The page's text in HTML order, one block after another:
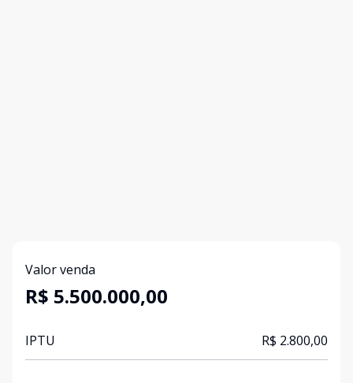
Valor venda
R$ 5.500.000,00
IPTU R$ 2.800,00